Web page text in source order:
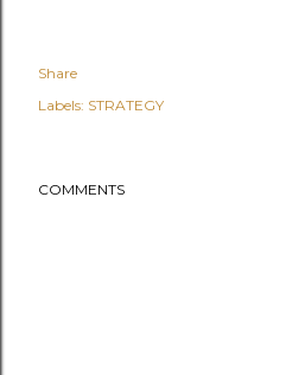
Share
Labels: STRATEGY
COMMENTS